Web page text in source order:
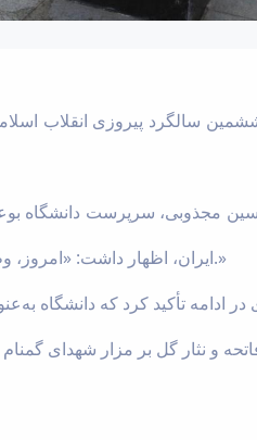
سالگرد پیروزی انقلاب
مجذوبی، سرپرست دانشگاه
ایران، اظهار داشت: «امروز، وظیفه ما به عنوان دانشگاهیان این است که با تقویت روحیه ایثار و مقاومت، پاسدار ارزش‌های انقلاب و خون پاک شهدا باشیم.»